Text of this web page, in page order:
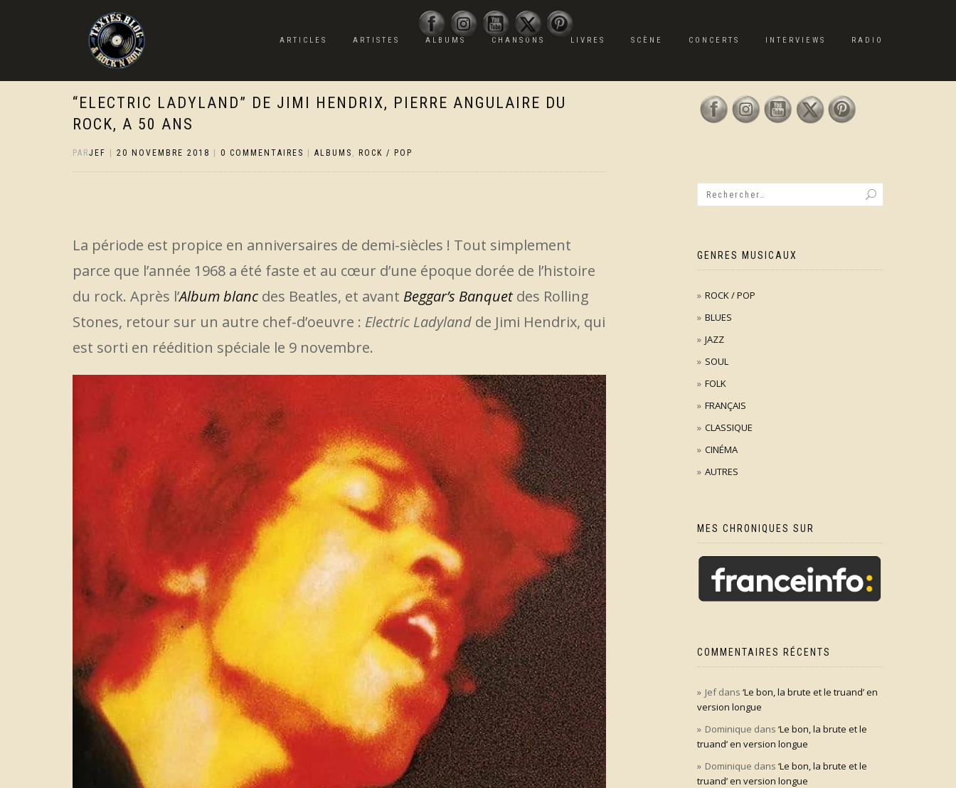
ARTICLES ARTISTES ALBUMS CHANSONS LIVRES SCÈNE CONCERTS INTERVIEWS RADIO
“ELECTRIC LADYLAND” DE JIMI HENDRIX, PIERRE ANGULAIRE DU
ROCK, A 50 ANS
PARJEF 20 NOVEMBRE 2018 0 COMMENTAIRES ALBUMS , ROCK / POP
La période est propice en anniversaires de demi-siècles ! Tout simplement
parce que l’année 1968 a été faste et au cœur d’une époque dorée de l’histoire
du rock. Après l’Album blanc des Beatles, et avant Beggar’s Banquetdes Rolling
Stones, retour sur un autre chef-d’oeuvre : Electric Ladyland de Jimi Hendrix, qui
est sorti en réédition spéciale le 9 novembre.
GENRES MUSICAUX
ROCK / POP
BLUES
JAZZ
SOUL
FOLK
FRANÇAIS
CLASSIQUE
CINÉMA
AUTRES
MES CHRONIQUES SUR
COMMENTAIRES RÉCENTS
Jefdans ‘Le bon, la brute et le truand’ en
version longue
Dominique dans ‘Le bon, la brute et le
truand’ en version longue
Dominique dans ‘Le bon, la brute et le
truand’ en version longue